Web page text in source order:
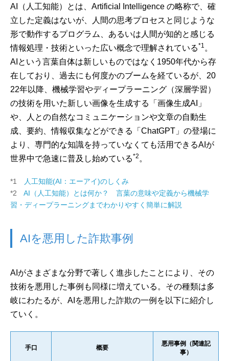
AI（人工知能）とは、Artificial Intelligence の略称で、確
立した定義はないが、人間の思考プロセスと同じような
形で動作するプログラム、あるいは人間が知的と感じる
情報処理・技術といった広い概念で理解されている*1 。
AIという言葉自体は新しいものではなく1950年代から存
在しており、過去にも何度かのブームを経ているが、20
22年以降、機械学習やディープラーニング（深層学習）
の技術を用いた新しい画像を生成する「画像生成AI」
や、人との自然なコミュニケーションや文章の自動生
成、要約、情報収集などができる「ChatGPT」の登場に
より、専門的な知識を持っていなくても活用できるAIが
世界中で急速に普及し始めている*2 。
*1
人工知能(AI：エーアイ)のしくみ
*2 AI（人工知能）とは何か？ 言葉の意味や定義から機械学
習・ディープラーニングまでわかりやすく簡単に解説
AIを悪用した詐欺事例
AIがさまざまな分野で著しく進歩したことにより、その
技術を悪用した事例も同様に増えている。その種類は多
岐にわたるが、AIを悪用した詐欺の一例を以下に紹介し
ていく。
手口 概要
悪用事例（関連記
事）